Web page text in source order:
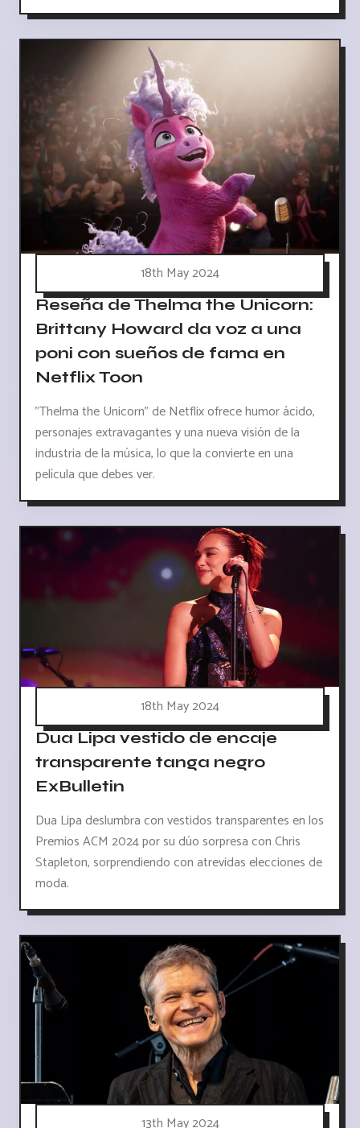
18th May 2024
Reseña de Thelma the Unicorn:
Brittany Howard da voz a una
poni con sueños de fama en
Netflix Toon
"Thelma the Unicorn" de Netflix ofrece humor ácido,
personajes extravagantes y una nueva visión de la
industria de la música, lo que la convierte en una
película que debes ver.
18th May 2024
Dua Lipa vestido de encaje
transparente tanga negro
ExBulletin
Dua Lipa deslumbra con vestidos transparentes en los
Premios ACM 2024 por su dúo sorpresa con Chris
Stapleton, sorprendiendo con atrevidas elecciones de
moda.
13th May 2024